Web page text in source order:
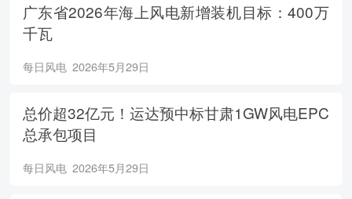
广东省2026年海上风电新增装机目标：400万
千瓦
每日风电 2026年5月29日
总价超32亿元！运达预中标甘肃1GW风电EPC
总承包项目
每日风电 2026年5月29日